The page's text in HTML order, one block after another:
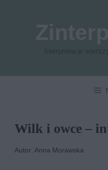
Wilk i owce –
Autor: Anna Morawska